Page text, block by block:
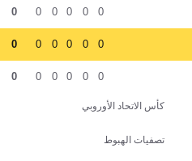
0
0
0
0
0
0
0
0
0
0
0
0
0
0
0
0
0
0
كأس الاتحاد الأوروبي
تصفيات الهبوط